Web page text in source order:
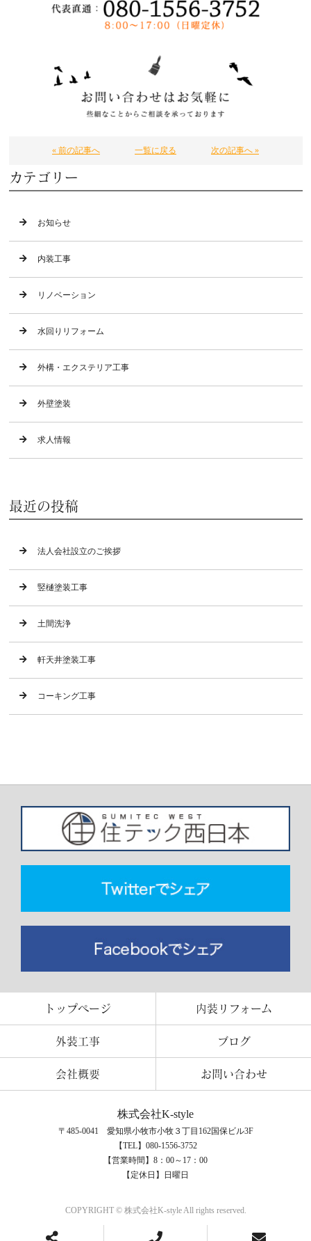
« 前の記事へ 一覧に戻る 次の記事へ »
カテゴリー
お知らせ
内装工事
リノベーション
水回りリフォーム
外構・エクステリア工事
外壁塗装
求人情報
最近の投稿
法人会社設立のご挨拶
竪樋塗装工事
土間洗浄
軒天井塗装工事
コーキング工事
トップページ 内装リフォーム
外装工事 ブログ
会社概要 お問い合わせ
株式会社K-style
〒485-0041 愛知県小牧市小牧３丁目162国保ビル3F
【TEL】080-1556-3752
【営業時間】8：00～17：00
【定休日】日曜日
COPYRIGHT © 株式会社K-style All rights reserved.